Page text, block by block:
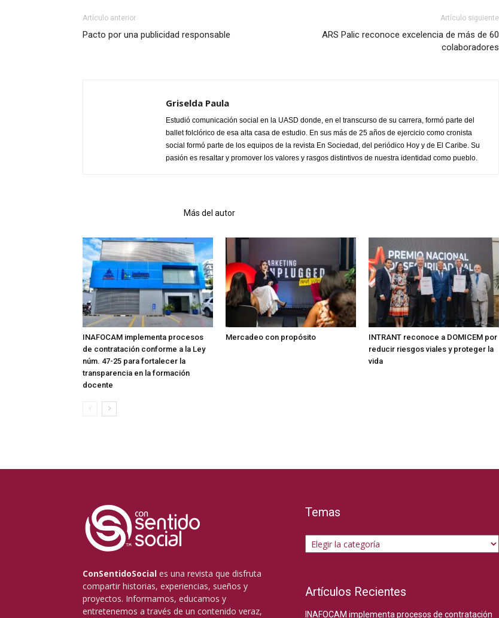
Artículo anterior
Pacto por una publicidad responsable
Artículo siguiente
ARS Palic reconoce excelencia de más de 60
colaboradores
Griselda Paula
Estudió comunicación social en la UASD donde, en el transcurso de su carrera, formó parte del
ballet folclórico de esa alta casa de estudio. En sus más de 25 años de ejercicio como cronista
social formó parte de los equipos de la revista En Sociedad, del periódico Hoy y de El Caribe. Su
pasión es resaltar y promover los valores y rasgos distintivos de nuestra identidad como pueblo.
Más del autor
INAFOCAM implementa procesos
de contratación conforme a la Ley
núm. 47-25 para fortalecer la
transparencia en la formación
docente
Mercadeo con propósito
INTRANT reconoce a DOMICEM por
reducir riesgos viales y proteger la
vida
ConSentidoSocial es una revista que disfruta
compartir historias, experiencias, sueños y
proyectos. Informamos, educamos y
entretenemos a través de un contenido veraz,
Temas
Temas
Artículos Recientes
INAFOCAM implementa procesos de contratación